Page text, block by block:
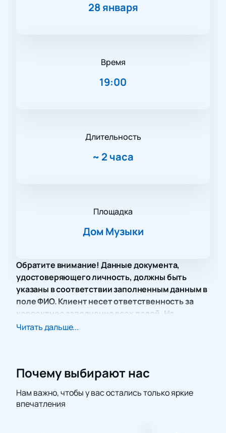
28 января
Время
19:00
Длительность
~ 2 часа
Площадка
Дом Музыки
Обратите внимание! Данные документа,
удостоверяющего личность, должны быть
указаны в соответствии заполненным данным в
поле ФИО. Клиент несет ответственность за
корректное заполнение всех полей. Не
забудьте взять документ с собой!
классической музыки. На сцене выступят
Симфонический оркестр Москвы «Русская
филармония» под руководством маэстро Павла
Читать дальше...
Почему выбирают нас
Нам важно, чтобы у вас остались только яркие
впечатления